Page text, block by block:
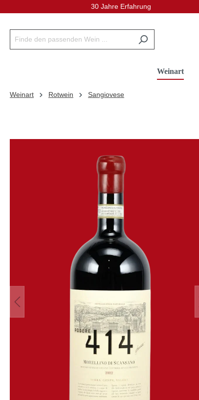
30 Jahre Erfahrung
Weinart
Weinart Rotwein Sangiovese